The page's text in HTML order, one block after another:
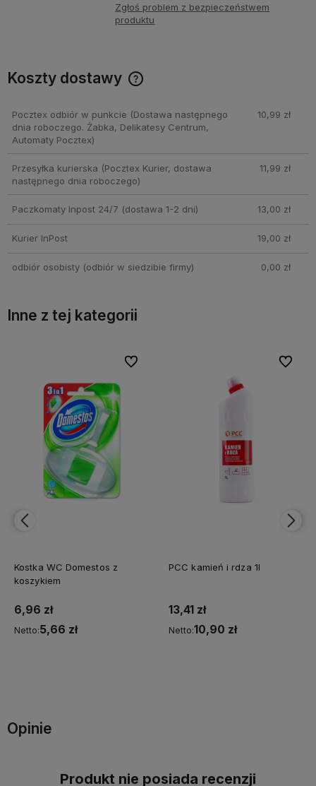
Zgłoś problem z bezpieczeństwem
produktu
Koszty dostawy
Pocztex odbiór w punkcie (Dostawa następnego
dnia roboczego. Żabka, Delikatesy Centrum,
Automaty Pocztex)
10,99 zł
Przesyłka kurierska (Pocztex Kurier, dostawa
następnego dnia roboczego)
11,99 zł
Paczkomaty Inpost 24/7 (dostawa 1-2 dni) 13,00 zł
Kurier InPost 19,00 zł
odbiór osobisty(odbiór w siedzibie firmy) 0,00 zł
Inne z tej kategorii
Kostka WC Domestos z
koszykiem
6,96 zł
Netto:5,66 zł
Do ulubionych
Do ulubionych
PCC kamień i rdza 1l
13,41 zł
Netto:10,90 zł
Do
Do
Opinie
Produkt nie posiada recenzji